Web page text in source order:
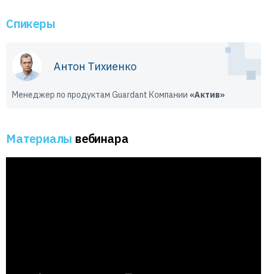
Спикеры
Антон Тихиенко
Менеджер по продуктам Guardant Компании «Актив»
Материалы вебинара